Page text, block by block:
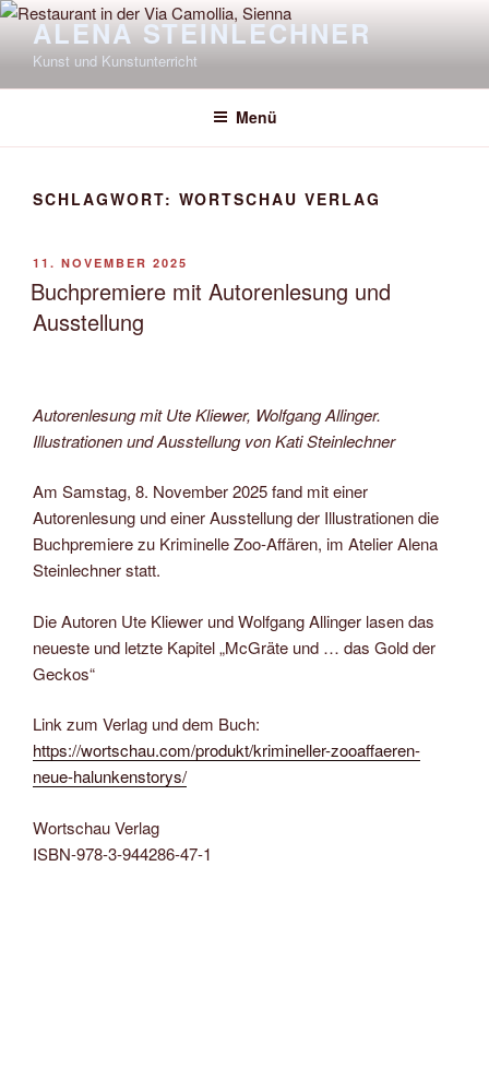
Zum
Inhalt
springen
ALENA STEINLECHNER
Kunst und Kunstunterricht
Menü
SCHLAGWORT: WORTSCHAU VERLAG
VERÖFFENTLICHT
AM
11. NOVEMBER 2025
Buchpremiere mit Autorenlesung und
Ausstellung
Autorenlesung mit Ute Kliewer, Wolfgang Allinger.
Illustrationen und Ausstellung von Kati Steinlechner
Am Samstag, 8. November 2025 fand mit einer
Autorenlesung und einer Ausstellung der Illustrationen die
Buchpremiere zu Kriminelle Zoo-Affären, im Atelier Alena
Steinlechner statt.
Die Autoren Ute Kliewer und Wolfgang Allinger lasen das
neueste und letzte Kapitel „McGräte und … das Gold der
Geckos“
Link zum Verlag und dem Buch:
https://wortschau.com/produkt/krimineller-zooaffaeren-
neue-halunkenstorys/
Wortschau Verlag
ISBN-978-3-944286-47-1